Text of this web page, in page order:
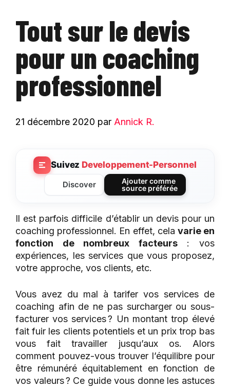
Tout sur le devis
pour un coaching
professionnel
21 décembre 2020 par Annick R.
Suivez Developpement-Personnel
Discover
Ajouter comme
source préférée
Il est parfois difficile d’établir un devis pour un
coaching professionnel. En effet, cela varie en
fonction de nombreux facteurs: vos
expériences, les services que vous proposez,
votre approche, vos clients, etc.
Vous avez du mal à tarifer vos services de
coaching afin de ne pas surcharger ou sous-
facturer vos services ? Un montant trop élevé
fait fuir les clients potentiels et un prix trop bas
vous fait travailler jusqu’aux os. Alors
comment pouvez-vous trouver l’équilibre pour
être rémunéré équitablement en fonction de
vos valeurs ? Ce guide vous donne les astuces